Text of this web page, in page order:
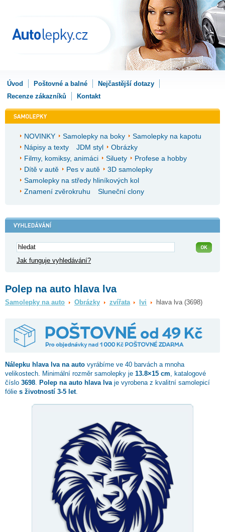
Úvod Poštovné a balné
Nejčastější dotazy
Recenze zákazníků
Kontakt
NOVINKY Samolepky na boky
Samolepky na kapotu
Nápisy a texty
JDM styl
Obrázky
Filmy, komiksy, animáci
Siluety
Profese a hobby
Dítě v autě
Pes v autě
3D samolepky
Samolepky na středy hliníkových kol
Znamení zvěrokruhu
Sluneční clony
Jak funguje vyhledávání?
Polep na auto hlava lva
Samolepky na auto Obrázky zvířata lvi hlava lva (3698)
Nálepku hlava lva na auto vyrábíme ve 40 barvách a mnoha
velikostech. Minimální rozměr samolepky je 13.8×15 cm , katalogové
číslo 3698 Polep na auto hlava lva je vyrobena z kvalitní samolepicí
fólie s životností 3-5 let.